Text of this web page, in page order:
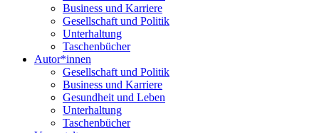
Business und Karriere
Gesellschaft und Politik
Unterhaltung
Taschenbücher
Autor*innen
Gesellschaft und Politik
Business und Karriere
Gesundheit und Leben
Unterhaltung
Taschenbücher